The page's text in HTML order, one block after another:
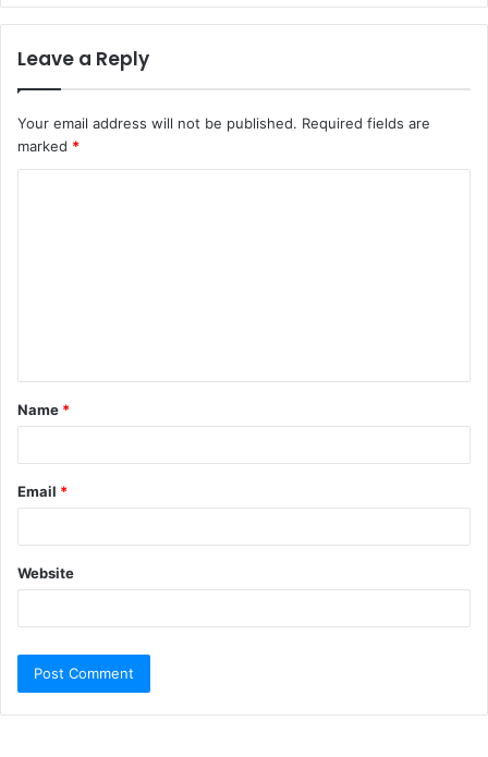
Leave a Reply
Your email address will not be published. Required fields are
marked *
Name *
Email *
Website